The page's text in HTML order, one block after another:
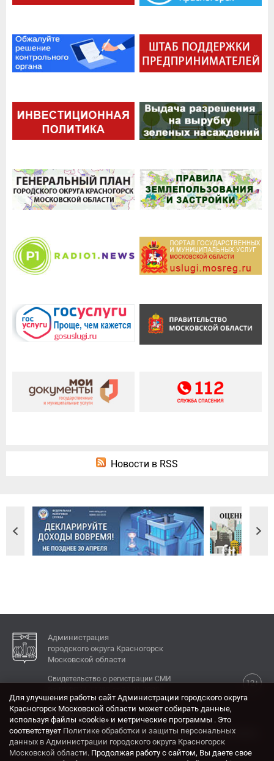
Новости в RSS
Администрация
городского округа Красногорск
Московской области
12+
Свидетельство о регистрации СМИ
КОНТАКТЫ
Адрес: 143404, Московская область, г. Красногорск,
ул. Ленина, дом 4.
Для улучшения работы сайт Администрации городского округа
Красногорск Московской области может собирать данные,
используя файлы «cookie» и метрические программы . Это
соответствует Политике обработки и защиты персональных
данных в Администрации городского округа Красногорск
Московской области. Продолжая работу с сайтом, Вы даете свое